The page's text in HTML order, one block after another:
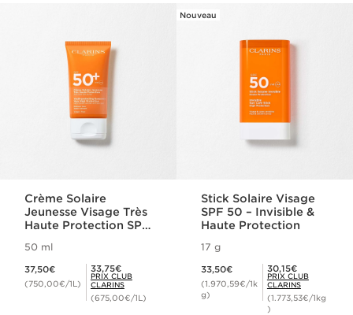
Crème Solaire
Jeunesse Visage Très
Haute Protection SPF
50 ml
37,50€
(750,00€/1L)
Prix Club Clarins 33,75€
33,75€
PRIX CLUB
CLARINS
(675,00€/1L)
Nouveau
Stick Solaire Visage
SPF 50 – Invisible &
Haute Protection
17 g
33,50€
(1.970,59€/1k
g)
Prix Club Clarins 30,15€
30,15€
PRIX CLUB
CLARINS
(1.773,53€/1kg
)